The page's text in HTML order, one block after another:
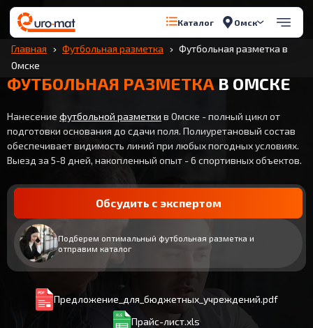
Каталог Омск
Главная Футбольная разметка
Футбольная разметка в
Омске
ФУТБОЛЬНАЯ РАЗМЕТКА В ОМСКЕ
Нанесение футбольной разметки в Омске - полный цикл от
подготовки основания до сдачи поля. Полиуретановый состав
обеспечивает видимость линий при любых погодных условиях.
Выезд за 5-8 дней, накопленный опыт - 6 спортивных объектов.
Обсудить с экспертом
Подберем оптимальный футбольная разметка и
отправим каталог
Предложение_для_бюджетных_учреждений.pdf
Прайс-лист.xls